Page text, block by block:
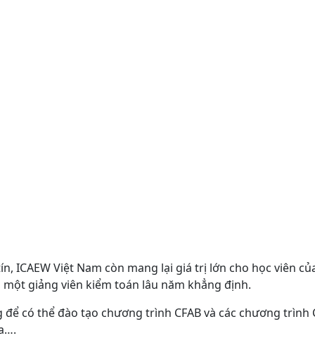
Việt Nam còn mang lại giá trị lớn cho học viên
giảng viên kiểm toán lâu năm khẳng định.
có thể đào tạo chương trình CFAB và các chương